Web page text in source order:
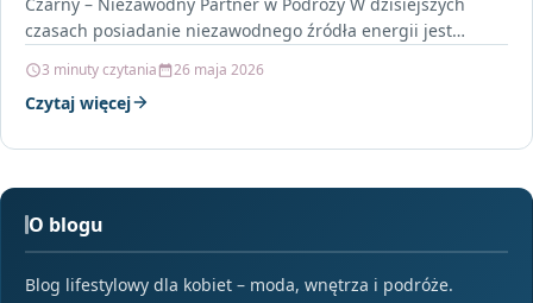
czasach posiadanie niezawodnego źródła energii jest
3 minuty czytania 26 maja 2026
Czytaj więcej
O blogu
Blog lifestylowy dla kobiet – moda, wnętrza i podróże.